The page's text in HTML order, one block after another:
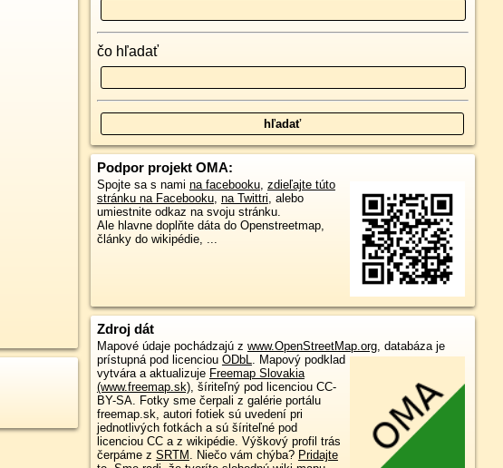
čo hľadať
Podpor projekt OMA:
Spojte sa s nami na facebooku, zdieľajte túto
stránku na Facebooku, na Twittri, alebo
umiestnite odkaz na svoju stránku.
Ale hlavne doplňte dáta do Openstreetmap,
články do wikipédie, ...
Zdroj dát
Mapové údaje pochádzajú z www.OpenStreetMap.org, databáza je
prístupná pod licenciou ODbL. Mapový podklad
vytvára a aktualizuje Freemap Slovakia
(www.freemap.sk), šíriteľný pod licenciou CC-
BY-SA. Fotky sme čerpali z galérie portálu
freemap.sk, autori fotiek sú uvedení pri
jednotlivých fotkách a sú šíriteľné pod
licenciou CC a z wikipédie. Výškový profil trás
čerpáme z SRTM . Niečo vám chýba? Pridajte